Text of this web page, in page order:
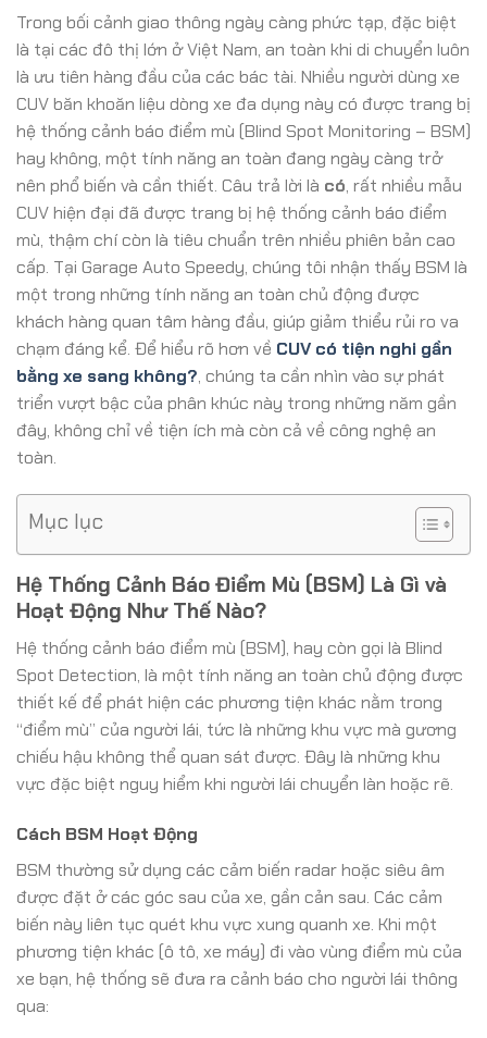
Trong bối cảnh giao thông ngày càng phức tạp, đặc biệt
là tại các đô thị lớn ở Việt Nam, an toàn khi di chuyển luôn
là ưu tiên hàng đầu của các bác tài. Nhiều người dùng xe
CUV băn khoăn liệu dòng xe đa dụng này có được trang bị
hệ thống cảnh báo điểm mù (Blind Spot Monitoring – BSM)
hay không, một tính năng an toàn đang ngày càng trở
nên phổ biến và cần thiết. Câu trả lời là có, rất nhiều mẫu
CUV hiện đại đã được trang bị hệ thống cảnh báo điểm
mù, thậm chí còn là tiêu chuẩn trên nhiều phiên bản cao
cấp. Tại Garage Auto Speedy, chúng tôi nhận thấy BSM là
một trong những tính năng an toàn chủ động được
khách hàng quan tâm hàng đầu, giúp giảm thiểu rủi ro va
chạm đáng kể. Để hiểu rõ hơn về CUV có tiện nghi gần
bằng xe sang không?, chúng ta cần nhìn vào sự phát
triển vượt bậc của phân khúc này trong những năm gần
đây, không chỉ về tiện ích mà còn cả về công nghệ an
toàn.
Mục lục
Hệ Thống Cảnh Báo Điểm Mù (BSM) Là Gì và
Hoạt Động Như Thế Nào?
Hệ thống cảnh báo điểm mù (BSM), hay còn gọi là Blind
Spot Detection, là một tính năng an toàn chủ động được
thiết kế để phát hiện các phương tiện khác nằm trong
“điểm mù” của người lái, tức là những khu vực mà gương
chiếu hậu không thể quan sát được. Đây là những khu
vực đặc biệt nguy hiểm khi người lái chuyển làn hoặc rẽ.
Cách BSM Hoạt Động
BSM thường sử dụng các cảm biến radar hoặc siêu âm
được đặt ở các góc sau của xe, gần cản sau. Các cảm
biến này liên tục quét khu vực xung quanh xe. Khi một
phương tiện khác (ô tô, xe máy) đi vào vùng điểm mù của
xe bạn, hệ thống sẽ đưa ra cảnh báo cho người lái thông
qua: